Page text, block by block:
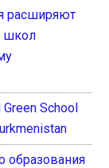
расширяют
школ
School
образования